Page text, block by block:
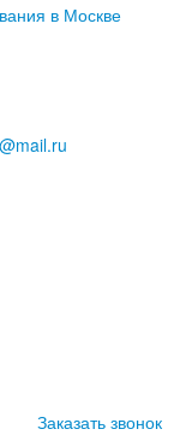
Заказать звонок